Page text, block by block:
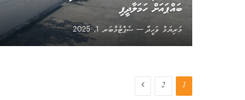
ބައްޕައަށް ހަމަލާދީފި
މަރިޔަމް ވަހީދާ
ސެޕްޓެމްބަރ 1, 2025
1
2
Next